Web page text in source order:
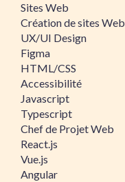
Sites Web
Création de sites Web
UX/UI Design
Figma
HTML/CSS
Accessibilité
Javascript
Typescript
Chef de Projet Web
React.js
Vue.js
Angular